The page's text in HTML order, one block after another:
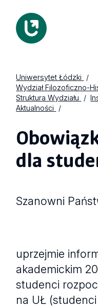
Uniwersytet Łódzki
Wydział Filozoficzno-
Struktura Wydziału
Aktualności
dla
Szanowni
uprzejmie
akademickim
studenci
na UŁ